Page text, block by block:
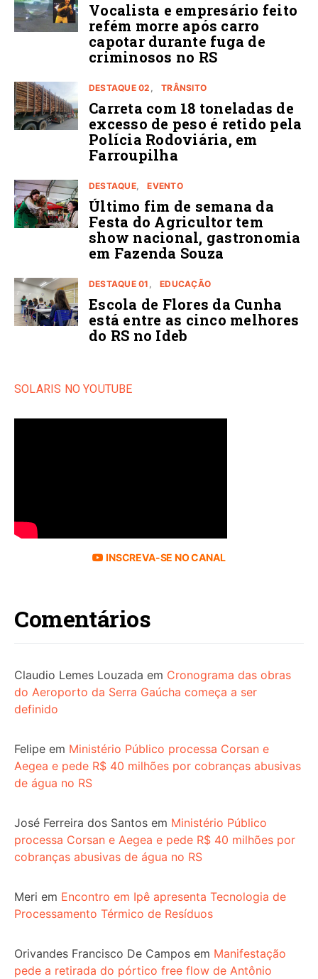
Vocalista e empresário feito
refém morre após carro
capotar durante fuga de
criminosos no RS
DESTAQUE 02 TRÂNSITO
Carreta com 18 toneladas de
excesso de peso é retido pela
Polícia Rodoviária, em
Farroupilha
DESTAQUE EVENTO
Último fim de semana da
Festa do Agricultor tem
show nacional, gastronomia
em Fazenda Souza
DESTAQUE 01 EDUCAÇÃO
Escola de Flores da Cunha
está entre as cinco melhores
do RS no Ideb
SOLARIS NO YOUTUBE
INSCREVA-SE NO CANAL
Comentários
Claudio Lemes Louzada em Cronograma das obras
do Aeroporto da Serra Gaúcha começa a ser
definido
Felipe em Ministério Público processa Corsan e
Aegea e pede R$ 40 milhões por cobranças abusivas
de água no RS
José Ferreira dos Santos em Ministério Público
processa Corsan e Aegea e pede R$ 40 milhões por
cobranças abusivas de água no RS
Meri em Encontro em Ipê apresenta Tecnologia de
Processamento Térmico de Resíduos
Orivandes Francisco De Campos em Manifestação
pede a retirada do pórtico free flow de Antônio